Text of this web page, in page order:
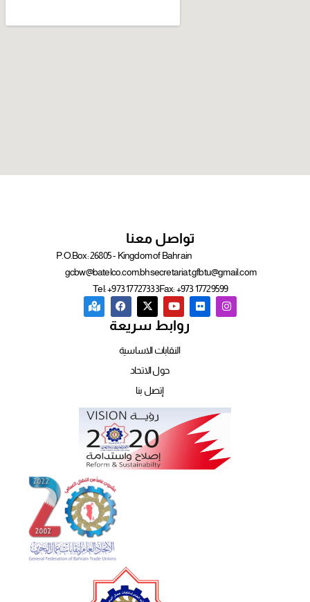
تواصل معنا
P.O.Box: 26805 - Kingdom of Bahrain
gcbw@batelco.com.bhsecretariat.gfbtu@gmail.com
Tel: +973 17727333Fax: +973 17729599
روابط سريعة
النقابات الاساسية
حول الاتحاد
إتصل بنا